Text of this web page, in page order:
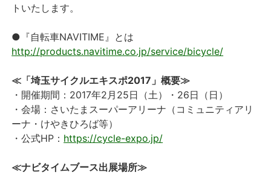
トいたします。
●『自転車NAVITIME』とは
http://products.navitime.co.jp/service/bicycle/
≪「埼玉サイクルエキスポ2017」概要≫
・開催期間：2017年2月25日（土）・26日（日）
・会場：さいたまスーパーアリーナ（コミュニティアリ
ーナ・けやきひろば等）
・公式HP： https://cycle-expo.jp/
≪ナビタイムブース出展場所≫